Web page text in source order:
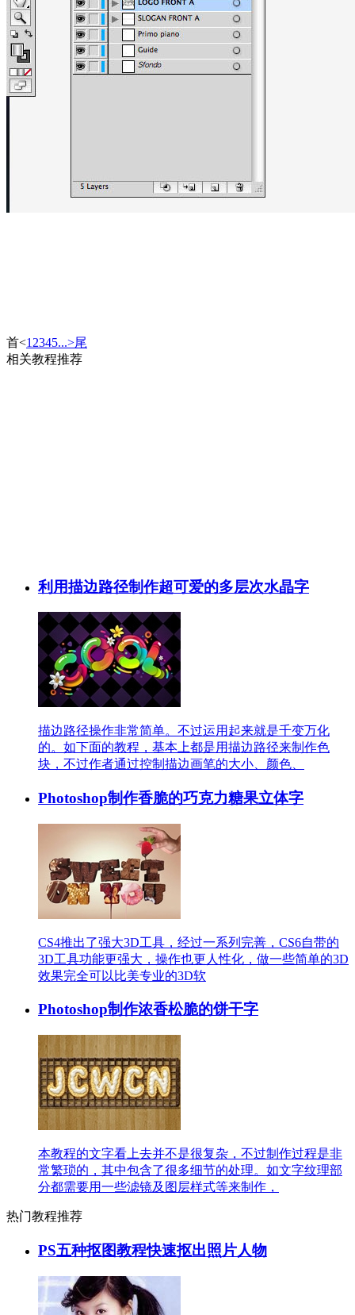
首<1 2345...>尾
相关教程推荐
利用描边路径制作超可爱的多层次水晶字
描边路径操作非常简单。不过运用起来就是千变万化
的。如下面的教程，基本上都是用描边路径来制作色
块，不过作者通过控制描边画笔的大小、颜色、
Photoshop制作香脆的巧克力糖果立体字
CS4推出了强大3D工具，经过一系列完善，CS6自带的
3D工具功能更强大，操作也更人性化，做一些简单的3D
效果完全可以比美专业的3D软
Photoshop制作浓香松脆的饼干字
本教程的文字看上去并不是很复杂，不过制作过程是非
常繁琐的，其中包含了很多细节的处理。如文字纹理部
分都需要用一些滤镜及图层样式等来制作，
热门教程推荐
PS五种抠图教程快速抠出照片人物